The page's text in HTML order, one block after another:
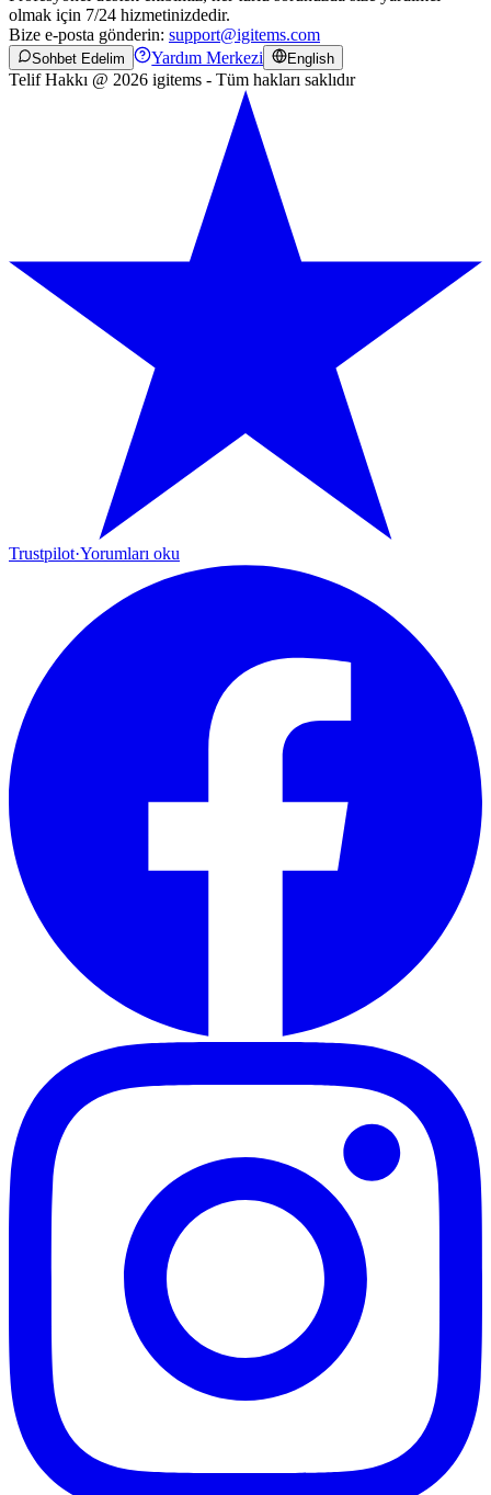
olmak için 7/24 hizmetinizdedir.
Bize e-posta gönderin: support@igitems.com
Sohbet Edelim Yardım Merkezi English
Telif Hakkı @ 2026 igitems - Tüm hakları saklıdır
Trustpilot·Yorumları oku